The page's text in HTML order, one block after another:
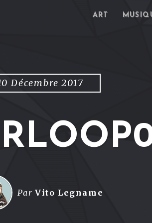
ART
Décembre 2017
ParVito Legname